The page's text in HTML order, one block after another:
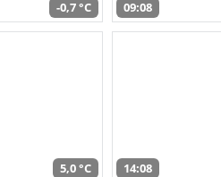
-0,7 °C 09:08
5,0 °C 14:08